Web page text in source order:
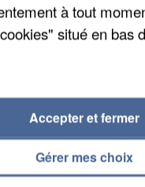
et Raphaël
Lecornu
les partis à la
à tout
situé en bas
Gérer mes choix
Accepter et fermer